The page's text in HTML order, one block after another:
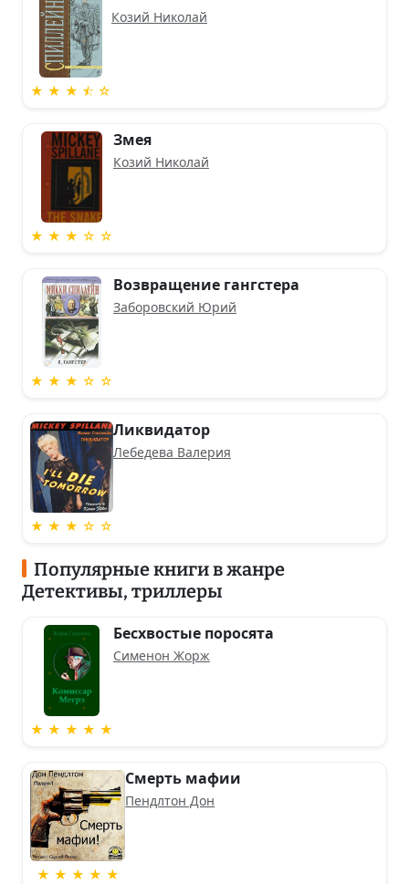
★ ★ ★ ⯪ ☆
Козий Николай
★ ★ ★ ☆ ☆
Змея
Козий Николай
★ ★ ★ ☆ ☆
Возвращение гангстера
Заборовский Юрий
★ ★ ★ ☆ ☆
Ликвидатор
Лебедева Валерия
Популярные книги в жанре
Детективы, триллеры
★ ★ ★ ★ ★
Бесхвостые поросята
Сименон Жорж
★ ★ ★ ★ ★
Смерть мафии
Пендлтон Дон